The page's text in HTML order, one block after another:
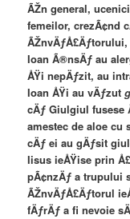
ÃŽn general,
femeilor, crezÃ¢nd
Ioan Ã®nsÄƒ au
ÅŸi nepÄƒzit, au
Ioan ÅŸi au vÄƒzut
cÄƒ Giulgiul
amestec de aloe cu
cÄƒ ei au gÄƒsit
Iisus ieÅŸise prin
pÃ¢nzÄƒ a trupului
ÃŽnvÄƒÅ£Äƒtorul
fÄƒrÄƒ a fi nevoie